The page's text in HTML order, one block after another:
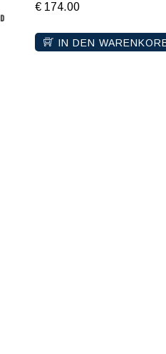
€ 174.00
IN DEN